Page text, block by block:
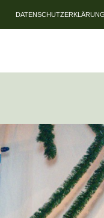
DATENSCHUTZERKLÄRUNG